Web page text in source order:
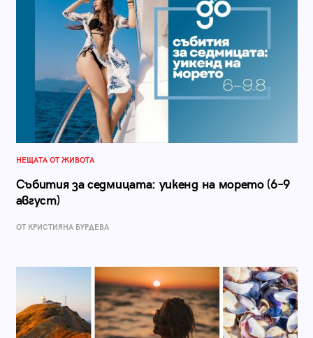
НЕЩАТА ОТ ЖИВОТА
Събития за седмицата: уикенд на морето (6–9
август)
ОТ КРИСТИЯНА БУРДЕВА